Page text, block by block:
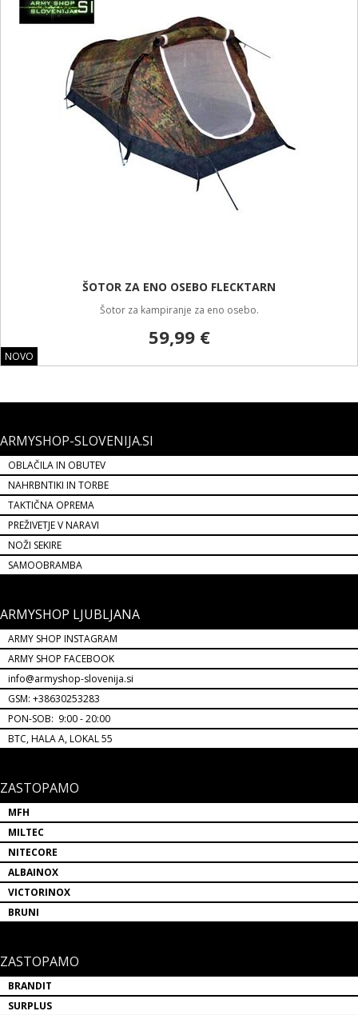
NOVO
ŠOTOR ZA ENO OSEBO FLECKTARN
Šotor za kampiranje za eno osebo.
59,99 €
ARMYSHOP-SLOVENIJA.SI
OBLAČILA IN OBUTEV
NAHRBNTIKI IN TORBE
TAKTIČNA OPREMA
PREŽIVETJE V NARAVI
NOŽI SEKIRE
SAMOOBRAMBA
ARMYSHOP LJUBLJANA
ARMY SHOP INSTAGRAM
ARMY SHOP FACEBOOK
info@armyshop-slovenija.si
GSM: +38630253283
PON-SOB: 9:00 - 20:00
BTC, HALA A, LOKAL 55
ZASTOPAMO
MFH
MILTEC
NITECORE
ALBAINOX
VICTORINOX
BRUNI
ZASTOPAMO
BRANDIT
SURPLUS